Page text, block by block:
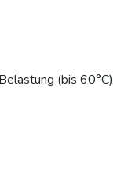
(bis 60°C)